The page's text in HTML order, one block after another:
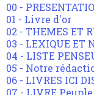
00 -
01 - Livre d'or
02 - THEMES ET
03 - LEXIQUE ET
04 - LISTE
05 - Notre
06 - LIVRES ICI